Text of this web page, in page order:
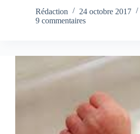
Rédaction
24 octobre 2017
9 commentaires